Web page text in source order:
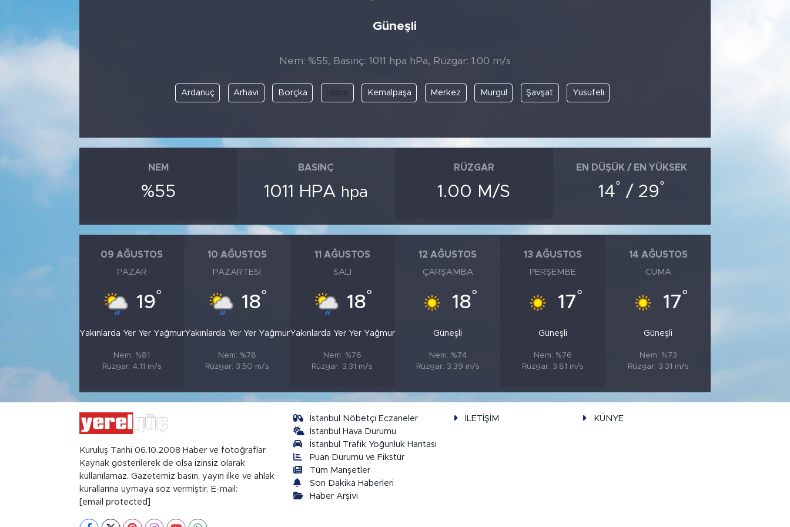
Güneşli
Nem: %55, Basınç: 1011 hpa hPa, Rüzgar: 1.00 m/s
Ardanuç Arhavi Borçka Hopa Kemalpaşa Merkez Murgul Şavşat Yusufeli
NEM
%55
BASINÇ
1011 HPA hpa
RÜZGAR
1.00 M/S
EN DÜŞÜK / EN YÜKSEK
14° / 29°
09 AĞUSTOS
PAZAR
19°
Yakınlarda Yer Yer Yağmur
Nem: %81
Rüzgar: 4.11 m/s
10 AĞUSTOS
PAZARTESI
18°
Yakınlarda Yer Yer Yağmur
Nem: %78
Rüzgar: 3.50 m/s
11 AĞUSTOS
SALI
18°
Yakınlarda Yer Yer Yağmur
Nem: %76
Rüzgar: 3.31 m/s
12 AĞUSTOS
ÇARŞAMBA
18°
Güneşli
Nem: %74
Rüzgar: 3.39 m/s
13 AĞUSTOS
PERŞEMBE
17°
Güneşli
Nem: %76
Rüzgar: 3.81 m/s
14 AĞUSTOS
CUMA
17°
Güneşli
Nem: %73
Rüzgar: 3.31 m/s
Kuruluş Tarihi 06.10.2008 Haber ve fotoğraflar
Kaynak gösterilerek de olsa izinsiz olarak
kullanılamaz. Gazetemiz basın, yayın ilke ve ahlak
kurallarına uymaya söz vermiştir. E-mail:
[email protected]
İstanbul Nöbetçi Eczaneler
İstanbul Hava Durumu
İstanbul Trafik Yoğunluk Haritası
Puan Durumu ve Fikstür
Tüm Manşetler
Son Dakika Haberleri
Haber Arşivi
İLETİŞİM KÜNYE